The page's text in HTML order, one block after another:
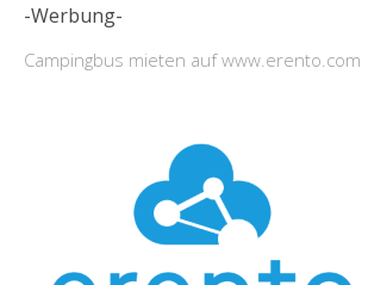
-Werbung-
Campingbus mieten auf www.erento.com